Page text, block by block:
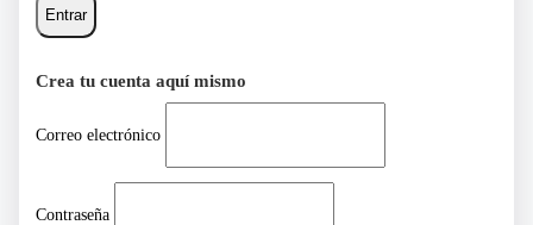
Entrar
Crea tu cuenta aquí mismo
Correo electrónico
Contraseña